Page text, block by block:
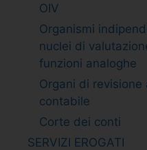
OIV
Organismi
nuclei di
funzioni analoghe
Organi di
contabile
Corte dei conti
SERVIZI EROGATI